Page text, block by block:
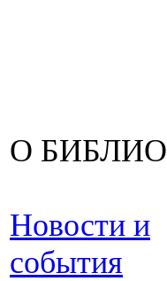
О
Новости и
события